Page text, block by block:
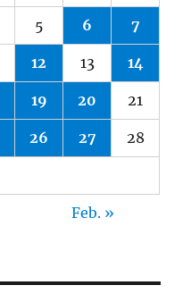
5 6 7
12 13 14
19 20 21
26 27 28
Feb. »